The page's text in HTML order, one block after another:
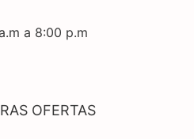
a 8:00 p.m
OFERTAS